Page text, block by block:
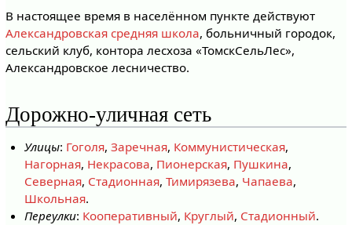
В настоящее время в населённом пункте действуют
Александровская средняя школа, больничный городок,
сельский клуб, контора лесхоза «ТомскСельЛес»,
Александровское лесничество.
Дорожно-уличная сеть
Улицы: Гоголя,Заречная, Коммунистическая,
Нагорная, Некрасова, Пионерская, Пушкина,
Северная, Стадионная,Тимирязева, Чапаева,
Школьная.
Переулки: Кооперативный, Круглый, Стадионный.